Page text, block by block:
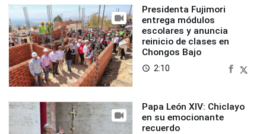
Presidenta Fujimori
entrega módulos
escolares y anuncia
reinicio de clases en
Chongos Bajo
access_time 2:10
Papa León XIV: Chiclayo
en su emocionante
recuerdo